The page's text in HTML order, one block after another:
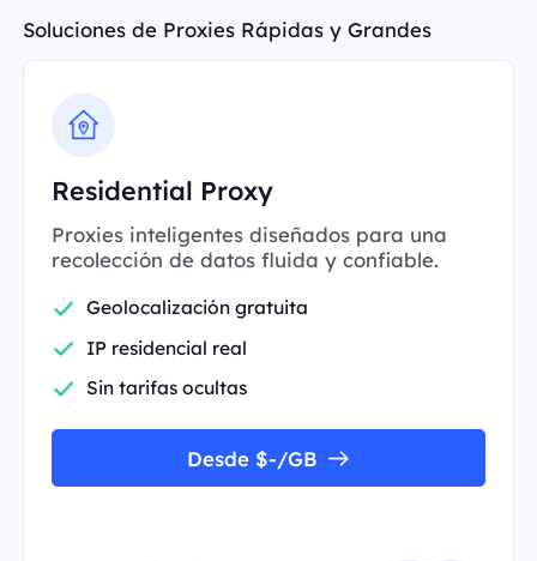
Soluciones de Proxies Rápidas y Grandes
Residential Proxy
Proxies inteligentes diseñados para una
recolección de datos fluida y confiable.
Geolocalización gratuita
IP residencial real
Sin tarifas ocultas
Desde $-/GB